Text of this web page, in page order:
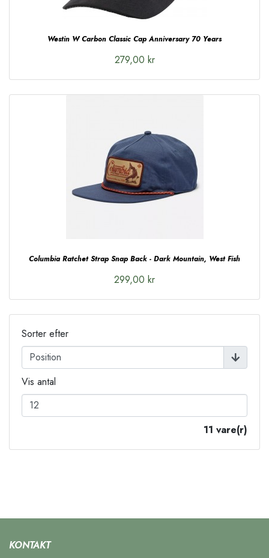
Westin W Carbon Classic Cap Anniversary 70 Years
279,00 kr
Columbia Ratchet Strap Snap Back - Dark Mountain, West Fish
299,00 kr
Sorter efter
Vis antal
11 vare(r)
KONTAKT